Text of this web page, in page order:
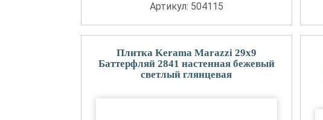
Артикул: 504115
Плитка Kerama Marazzi 29x9
Баттерфляй 2841 настенная бежевый
светлый глянцевая